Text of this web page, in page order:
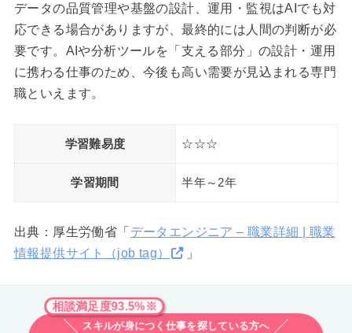
データの品質管理や基盤の設計、運用・監視はAIでも対
応できる場合がありますが、最終的には人間の判断が必
要です。AIや分析ツールを「支える部分」の設計・運用
に携わる仕事のため、今後も高い需要が見込まれる専門
職といえます。
学習難易度 ☆☆☆
学習期間 半年～2年
出典：厚生労働省「 データエンジニア – 職業詳細 | 職業
情報提供サイト（job tag）
」
相談満足度93.5%※
スキルが身につく仕事を探している方へ